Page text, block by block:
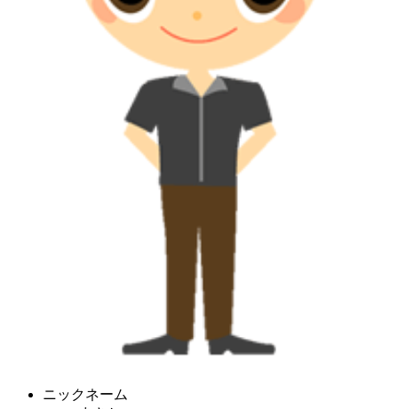
ニックネーム